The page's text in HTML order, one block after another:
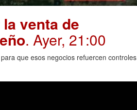
venta de
. Ayer, 21:00
que esos negocios refuercen controles